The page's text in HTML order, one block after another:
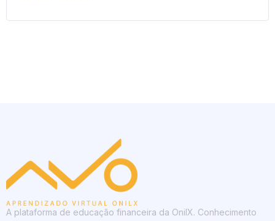
A plataforma de educação financeira da OnilX. Conhecimento